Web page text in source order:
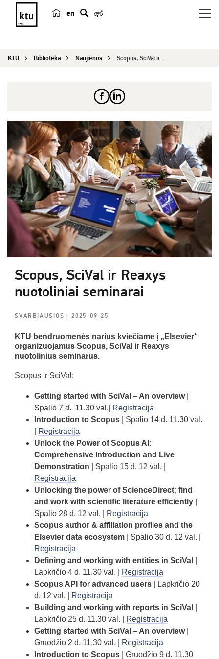
en
e
KTU Biblioteka Naujienos Scopus, SciVal ir Reaxys nuotoliniai seminarai
Scopus, SciVal ir Reaxys
nuotoliniai seminarai
SVARBIAUSIOS| 2025-09-25
KTU bendruomenės narius kviečiame į „Elsevier“
organizuojamus Scopus, SciVal ir Reaxys
nuotolinius seminarus.
Scopus ir SciVal:
Getting started with SciVal – An overview|
Spalio 7 d. 11.30 val.|
Registracija
Introduction to Scopus | Spalio 14 d. 11.30 val.
Registracija
Unlock the Power of Scopus AI:
Comprehensive Introduction and Live
Demonstration | Spalio 15 d. 12 val. |
Registracija
Unlocking the power of ScienceDirect; find
and work with scientific literature efficiently
Spalio 28 d. 12 val. |
Registracija
Scopus author & affiliation profiles and the
Elsevier data ecosystem | Spalio 30 d. 12 val. |
Registracija
Defining and working with entities in SciVal
Lapkričio 4 d. 11.30 val. |
Registracija
Scopus API for advanced users | Lapkričio 20
d. 12 val. |
Registracija
Building and working with reports in SciVal
Lapkričio 25 d. 11.30 val. |
Registracija
Getting started with SciVal – An overview|
Gruodžio 2 d. 11.30 val. |
Registracija
Introduction to Scopus | Gruodžio 9 d. 11.30